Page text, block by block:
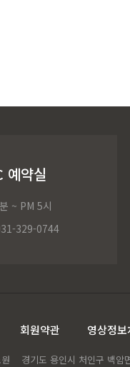
예약실
~ PM 5시
329-0744
회원약관 영상정
경기도 용인시 처인구 백